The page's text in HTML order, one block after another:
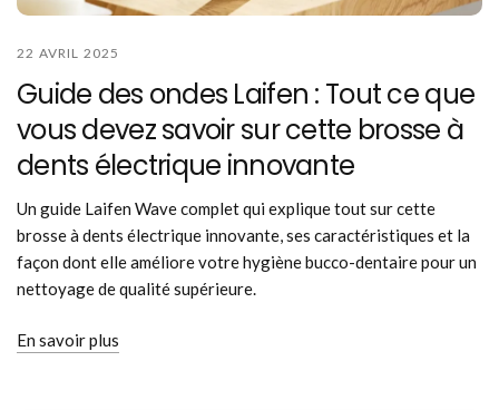
22 AVRIL 2025
Guide des ondes Laifen : Tout ce que
vous devez savoir sur cette brosse à
dents électrique innovante
Un guide Laifen Wave complet qui explique tout sur cette
brosse à dents électrique innovante, ses caractéristiques et la
façon dont elle améliore votre hygiène bucco-dentaire pour un
nettoyage de qualité supérieure.
En savoir plus